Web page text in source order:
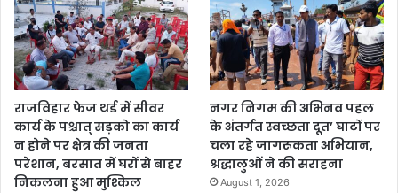
राजविहार फेज थर्ड में सीवर
कार्य के पश्चात् सड़को का कार्य
न होने पर क्षेत्र की जनता
परेशान, बरसात में घरों से बाहर
निकलना हुआ मुश्किल
नगर निगम की अभिनव पहल
के अंतर्गत स्वच्छता दूत’ घाटों पर
चला रहे जागरूकता अभियान,
श्रद्धालुओं ने की सराहना
August 1, 2026